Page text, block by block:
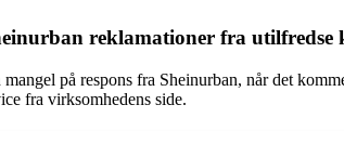
reklamationer fra utilfredse
på respons fra Sheinurban, når det
fra virksomhedens side.